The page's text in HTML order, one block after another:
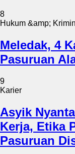
8
Hukum &amp;
Meledak, 4
Pasuruan
9
Karier
Asyik
Kerja, Etika
Pasuruan